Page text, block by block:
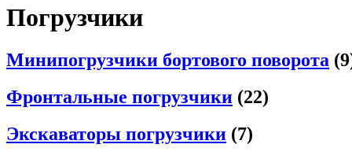
Погрузчики
Минипогрузчики бортового поворота
Фронтальные погрузчики (22)
Экскаваторы погрузчики (7)